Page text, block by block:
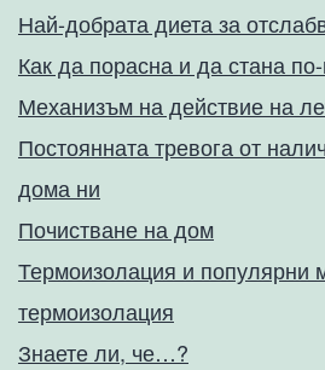
Най-добрата диета за
Как да порасна и да стана
Механизъм на действие на
Постоянната тревога от
дома ни
Почистване на дом
Термоизолация и популярни
термоизолация
Знаете ли, че…?